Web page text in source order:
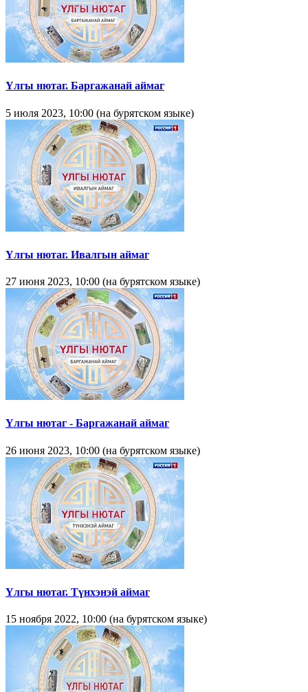
Yлгы нютаг. Баргажанай аймаг
5 июля 2023, 10:00 (на бурятском языке)
Yлгы нютаг. Ивалгын аймаг
27 июня 2023, 10:00 (на бурятском языке)
Yлгы нютаг - Баргажанай аймаг
26 июня 2023, 10:00 (на бурятском языке)
Үлгы нютаг. Түнхэнэй аймаг
15 ноября 2022, 10:00 (на бурятском языке)